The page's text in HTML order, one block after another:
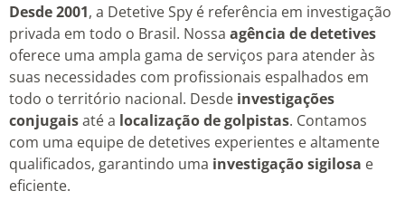
Desde 2001, a Detetive Spy é referência em investigação
privada em todo o Brasil. Nossa agência de detetives
oferece uma ampla gama de serviços para atender às
suas necessidades com profissionais espalhados em
todo o território nacional. Desde investigações
conjugaisaté a localização de golpistas. Contamos
com uma equipe de detetives experientes e altamente
qualificados, garantindo uma investigação sigilosa e
eficiente.